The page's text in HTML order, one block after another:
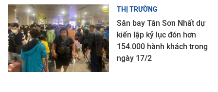
THỊ TRƯỜNG
Sân bay Tân Sơn Nhất dự
kiến lập kỷ lục đón hơn
154.000 hành khách trong
ngày 17/2